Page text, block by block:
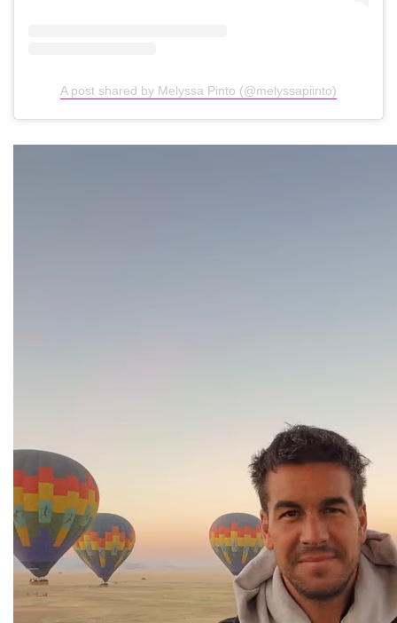
A post shared by Melyssa Pinto (@melyssapiinto)